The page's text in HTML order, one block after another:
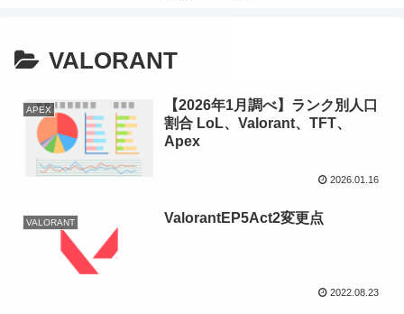
VALORANT
APEX
【2026年1月調べ】ランク別人口
割合 LoL、Valorant、TFT、
Apex
2026.01.16
VALORANT ValorantEP5Act2変更点
2022.08.23